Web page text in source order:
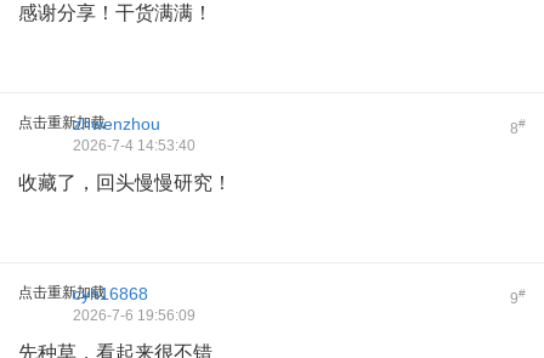
感谢分享！干货满满！
点击重新加载 8#
zhwenzhou
2026-7-4 14:53:40
收藏了，回头慢慢研究！
点击重新加载 9#
cyh16868
2026-7-6 19:56:09
先种草，看起来很不错